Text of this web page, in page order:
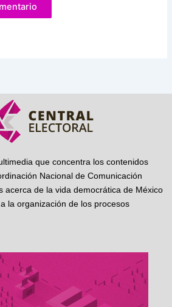
que concentra los contenidos
Nacional de Comunicación
acerca de la vida democrática de México
la organización de los procesos